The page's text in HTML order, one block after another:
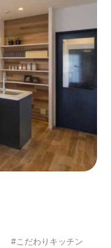
#緑がいっぱい
#こだわりキッチン